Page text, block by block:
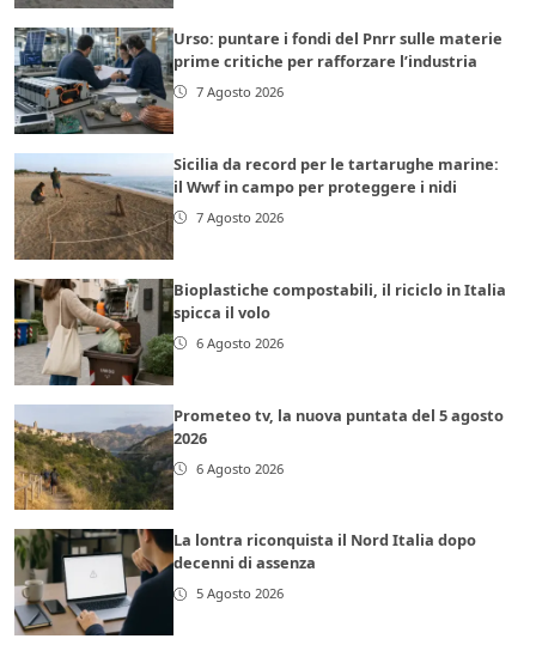
Urso: puntare i fondi del Pnrr sulle materie
prime critiche per rafforzare l’industria
7 Agosto 2026
Sicilia da record per le tartarughe marine:
il Wwf in campo per proteggere i nidi
7 Agosto 2026
Bioplastiche compostabili, il riciclo in Italia
spicca il volo
6 Agosto 2026
Prometeo tv, la nuova puntata del 5 agosto
2026
6 Agosto 2026
La lontra riconquista il Nord Italia dopo
decenni di assenza
5 Agosto 2026